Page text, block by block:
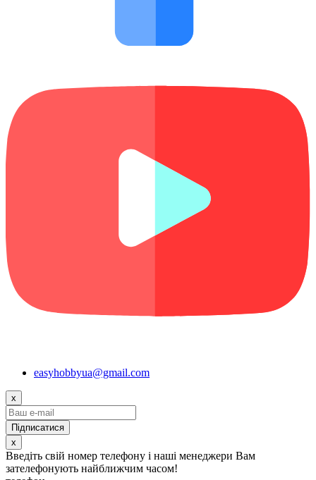
easyhobbyua@gmail.com
x
x
Введіть свій номер телефону і наші менеджери Вам
зателефонують найближчим часом!